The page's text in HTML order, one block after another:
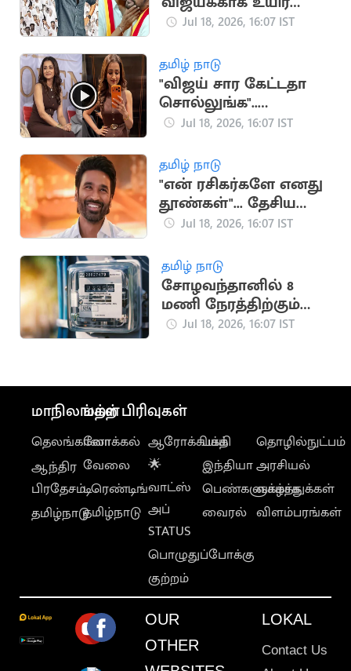
கொடுக்கும் நண்பன்
ஸ்ரீநாத்
Jul 18, 2026, 16:07 IST
தமிழ் நாடு
"விஜய் சார கேட்டதா
சொல்லுங்க"..
திரிஷாவை நோக்கி
ரசிகர்கள்
Jul 18, 2026, 16:07 IST
தமிழ் நாடு
"என் ரசிகர்களே எனது
தூண்கள்"... தேசிய
விருதுக்கு தனுஷ்
Jul 18, 2026, 16:07 IST
தமிழ் நாடு
சோழவந்தானில் 8
மணி நேரத்திற்கும்
மேலாக மின்தடை..
Jul 18, 2026, 16:07 IST
மாநிலங்கள்
தெலங்கானா
ஆந்திர
பிரதேசம்
தமிழ்நாடு
மற்ற பிரிவுகள்
லோக்கல்
வேலை
டிரெண்டிங்
தமிழ்நாடு
ஆரோக்கியம்
🌟
வாட்ஸ்
அப்
STATUS
பொழுதுப்போக்கு
குற்றம்
பக்தி
இந்தியா
பெண்களுக்காக
வைரல்
தொழில்நுட்பம்
அரசியல்
வாழ்த்துக்கள்
விளம்பரங்கள்
OUR
OTHER
LOKAL
Contact Us